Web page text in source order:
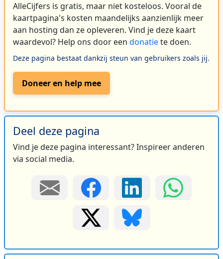
AlleCijfers is gratis, maar niet kosteloos. Vooral de
kaartpagina's kosten maandelijks aanzienlijk meer
aan hosting dan ze opleveren. Vind je deze kaart
waardevol? Help ons door een donatiete doen.
Deze pagina bestaat dankzij steun van gebruikers zoals jij.
Doneer en help mee
Deel deze pagina
Vind je deze pagina interessant? Inspireer anderen
via social media.